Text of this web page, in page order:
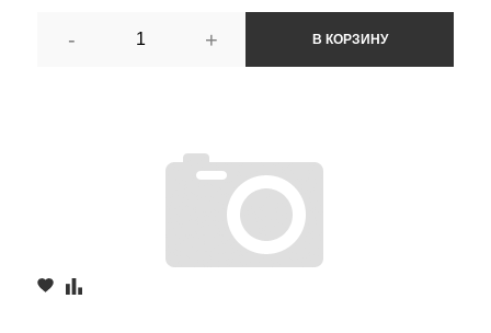
- + В КОРЗИНУ